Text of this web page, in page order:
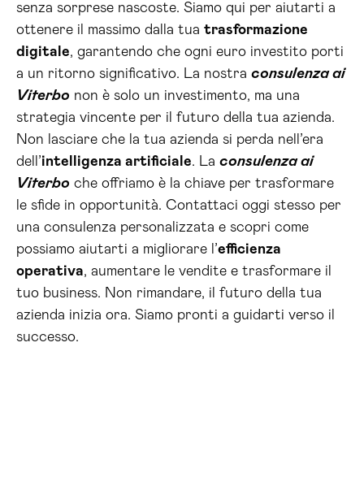
senza sorprese nascoste. Siamo qui per aiutarti a
ottenere il massimo dalla tua trasformazione
digitale, garantendo che ogni euro investito porti
a un ritorno significativo. La nostra consulenza ai
Viterbo non è solo un investimento, ma una
strategia vincente per il futuro della tua azienda.
Non lasciare che la tua azienda si perda nell’era
dell’intelligenza artificiale. La consulenza ai
Viterbo che offriamo è la chiave per trasformare
le sfide in opportunità. Contattaci oggi stesso per
una consulenza personalizzata e scopri come
possiamo aiutarti a migliorare l’efficienza
operativa, aumentare le vendite e trasformare il
tuo business. Non rimandare, il futuro della tua
azienda inizia ora. Siamo pronti a guidarti verso il
successo.